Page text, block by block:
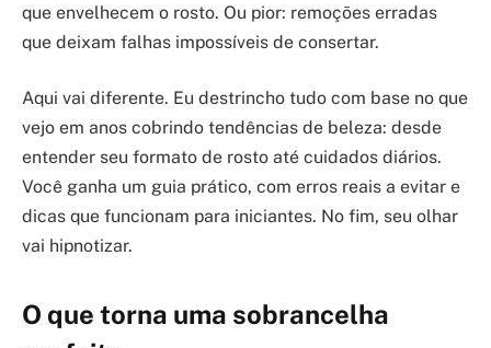
que envelhecem o rosto. Ou pior: remoções erradas
que deixam falhas impossíveis de consertar.
Aqui vai diferente. Eu destrincho tudo com base no que
vejo em anos cobrindo tendências de beleza: desde
entender seu formato de rosto até cuidados diários.
Você ganha um guia prático, com erros reais a evitar e
dicas que funcionam para iniciantes. No fim, seu olhar
vai hipnotizar.
O que torna uma sobrancelha